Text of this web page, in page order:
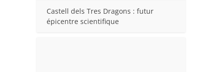
Castell dels Tres Dragons : futur
épicentre scientifique